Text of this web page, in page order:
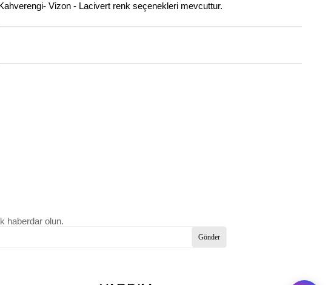
Vizon - Lacivert renk seçenekleri mevcuttur.
haberdar olun.
Gönder